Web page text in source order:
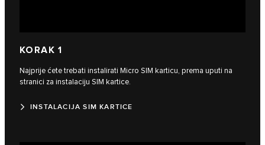
KORAK 1
Najprije ćete trebati instalirati Micro SIM karticu, prema uputi na
stranici za instalaciju SIM kartice.
INSTALACIJA SIM KARTICE